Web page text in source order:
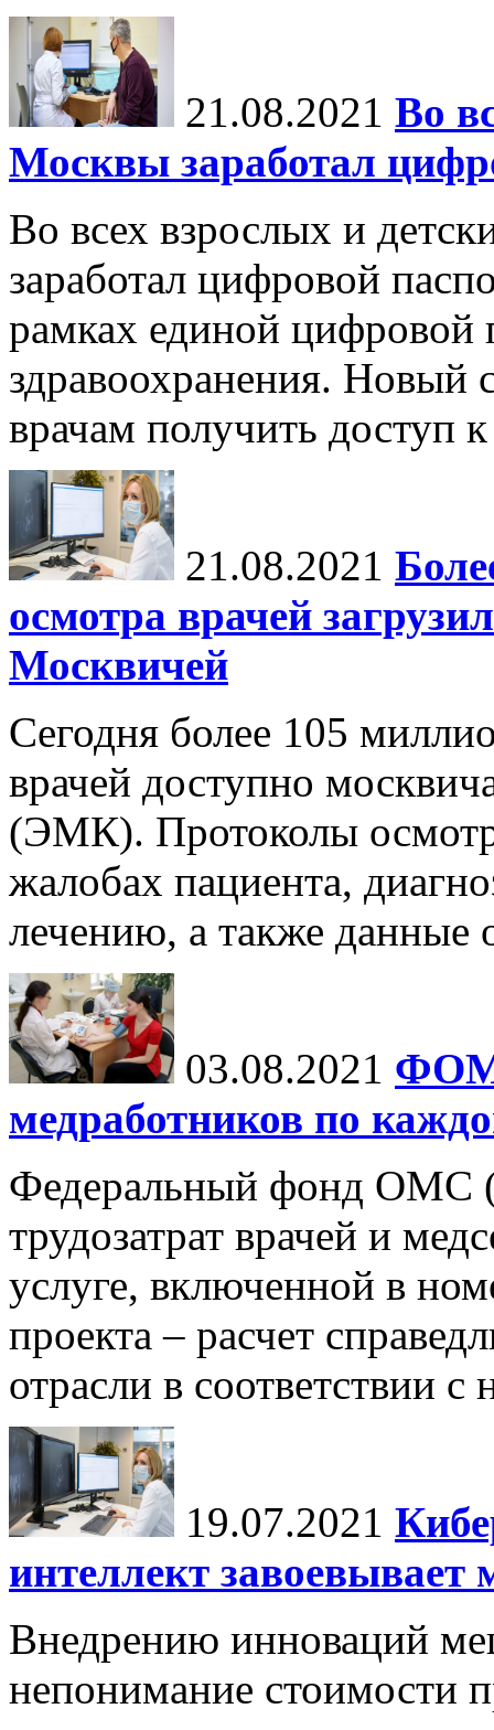
21.08.2021 Во
Москвы заработал
Во всех взрослых и
заработал цифровой
рамках единой цифровой
здравоохранения. Новый
врачам получить доступ
21.08.2021
осмотра врачей
Москвичей
Сегодня более 105
врачей доступно
(ЭМК). Протоколы
жалобах пациента,
лечению, а также данные
03.08.2021
медработников по
Федеральный фонд ОМС
трудозатрат врачей и
услуге, включенной в
проекта – расчет
отрасли в соответствии
19.07.2021
интеллект завоевывает
Внедрению инноваций
непонимание стоимости